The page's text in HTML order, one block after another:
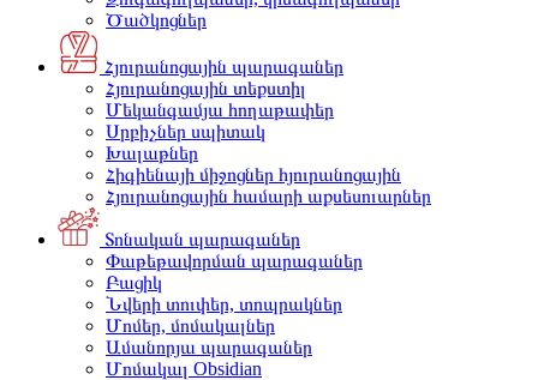
Ծածկոցներ
Հյուրանոցային պարագաներ
Հյուրանոցային տեքստիլ
Մեկանգամյա հողաթափեր
Սրբիչներ սպիտակ
Խալաթներ
Հիգիենայի միջոցներ հյուրանոցային
Հյուրանոցային համարի աքսեսուարներ
Տոնական պարագաներ
Փաթեթավորման պարագաներ
Բացիկ
Նվերի տուփեր, տոպրակներ
Մոմեր, մոմակալներ
Ամանորյա պարագաներ
Մոմակալ Obsidian